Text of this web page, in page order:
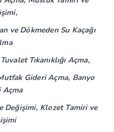
ve Dökmeden Su Kaçağı
Tıkanıklığı Açma,
Gideri Açma, Banyo
Açma
Değişimi, Klozet Tamiri ve